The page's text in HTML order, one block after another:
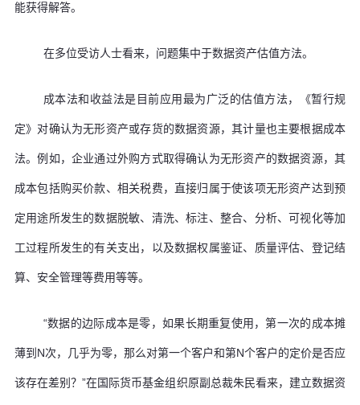
能获得解答。
在多位受访人士看来，问题集中于数据资产估值方法。
成本法和收益法是目前应用最为广泛的估值方法，《暂行规
定》对确认为无形资产或存货的数据资源，其计量也主要根据成本
法。例如，企业通过外购方式取得确认为无形资产的数据资源，其
成本包括购买价款、相关税费，直接归属于使该项无形资产达到预
定用途所发生的数据脱敏、清洗、标注、整合、分析、可视化等加
工过程所发生的有关支出，以及数据权属鉴证、质量评估、登记结
算、安全管理等费用等等。
“数据的边际成本是零，如果长期重复使用，第一次的成本摊
薄到N次，几乎为零，那么对第一个客户和第N个客户的定价是否应
该存在差别？”在国际货币基金组织原副总裁朱民看来，建立数据资